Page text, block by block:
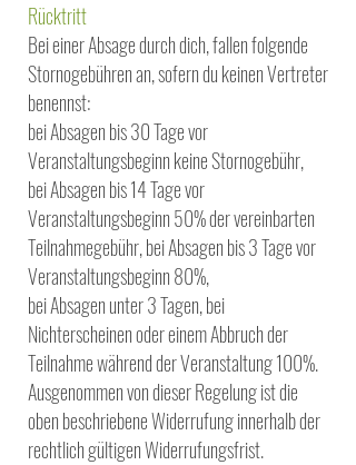
Rücktritt
Bei einer Absage durch dich, fallen folgende
Stornogebühren an, sofern du keinen Vertreter
benennst:
bei Absagen bis 30 Tage vor
Veranstaltungsbeginn keine Stornogebühr,
bei Absagen bis 14 Tage vor
Veranstaltungsbeginn 50% der vereinbarten
Teilnahmegebühr, bei Absagen bis 3 Tage vor
Veranstaltungsbeginn 80%,
bei Absagen unter 3 Tagen, bei
Nichterscheinen oder einem Abbruch der
Teilnahme während der Veranstaltung 100%.
Ausgenommen von dieser Regelung ist die
oben beschriebene Widerrufung innerhalb der
rechtlich gültigen Widerrufungsfrist.